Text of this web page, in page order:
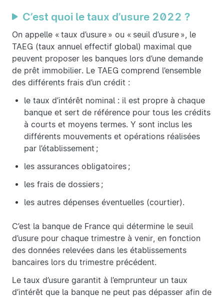
C’est quoi le taux d’usure 2022 ?
On appelle « taux d’usure » ou « seuil d’usure », le
TAEG (taux annuel effectif global) maximal que
peuvent proposer les banques lors d’une demande
de prêt immobilier. Le TAEG comprend l’ensemble
des différents frais d’un crédit :
le taux d’intérêt nominal : il est propre à chaque
banque et sert de référence pour tous les crédits
à courts et moyens termes. Y sont inclus les
différents mouvements et opérations réalisées
par l’établissement ;
les assurances obligatoires ;
les frais de dossiers ;
les autres dépenses éventuelles (courtier).
C’est la banque de France qui détermine le seuil
d’usure pour chaque trimestre à venir, en fonction
des données relevées dans les établissements
bancaires lors du trimestre précédent.
Le taux d’usure garantit à l’emprunteur un taux
d’intérêt que la banque ne peut pas dépasser afin de